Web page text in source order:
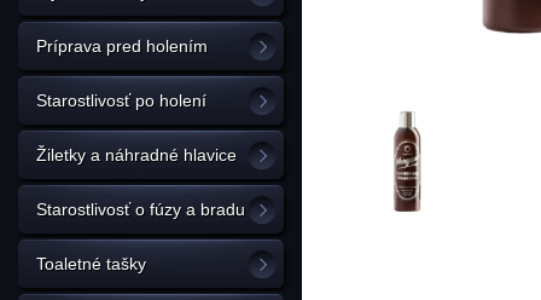
Príprava pred holením
Starostlivosť po holení
Žiletky a náhradné hlavice
Starostlivosť o fúzy a bradu
Toaletné tašky